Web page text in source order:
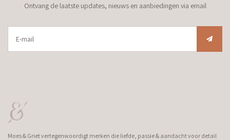
Ontvang de laatste updates, nieuws en aanbiedingen via email
Moes & Griet vertegenwoordigt merken die liefde, passie & aandacht voor detail